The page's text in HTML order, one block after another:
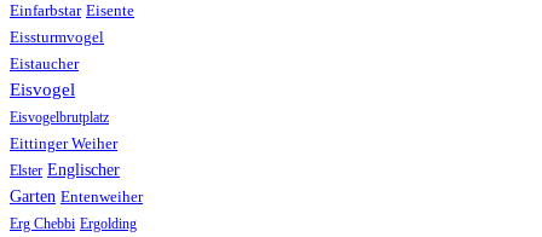
Einfarbstar Eisente
Eissturmvogel
Eistaucher
Eisvogel
Eisvogelbrutplatz
Eittinger Weiher
Elster Englischer
Garten Entenweiher
Erg Chebbi Ergolding